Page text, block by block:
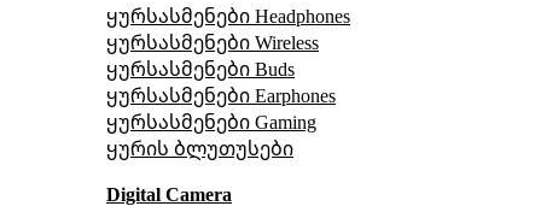
ყურსასმენები Headphones
ყურსასმენები Wireless
ყურსასმენები Buds
ყურსასმენები Earphones
ყურსასმენები Gaming
ყურის ბლუთუსები
Digital Camera